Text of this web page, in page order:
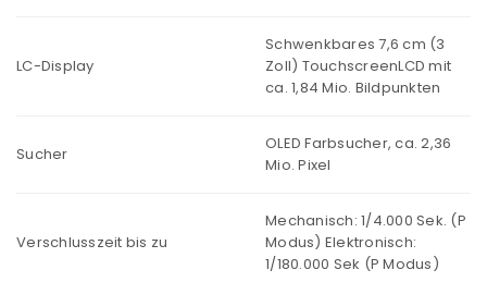
LC-Display
Schwenkbares 7,6 cm (3
Zoll) TouchscreenLCD mit
ca. 1,84 Mio. Bildpunkten
Sucher
OLED Farbsucher, ca. 2,36
Mio. Pixel
Verschlusszeit bis zu
Mechanisch: 1/4.000 Sek. (P
Modus) Elektronisch:
1/180.000 Sek (P Modus)